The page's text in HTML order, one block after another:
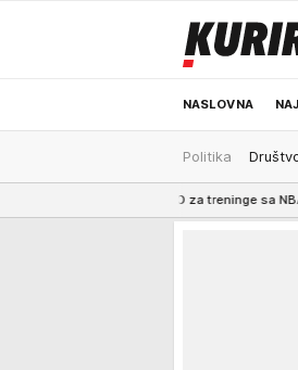
NASLOVNA
ODRŽIVA
Politika
BOGATSTVO za treninge sa NBA legendom -